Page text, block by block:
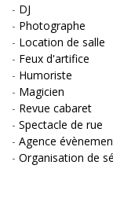
- DJ
- Photographe
- Location de salle
- Feux d'artifice
- Humoriste
- Magicien
- Revue cabaret
- Spectacle de rue
- Agence
- Organisation de